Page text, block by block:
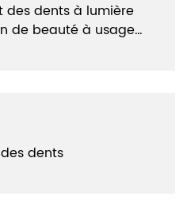
des dents à lumière
de beauté à usage
dents